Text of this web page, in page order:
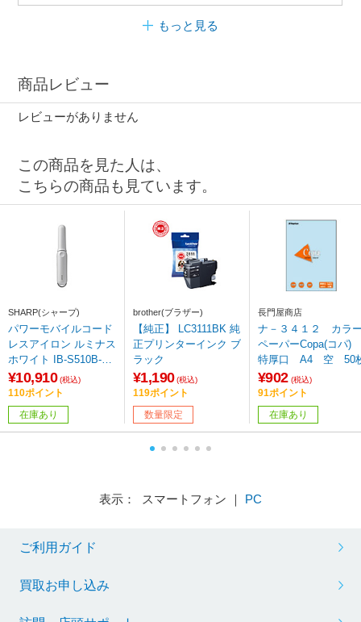
もっと見る
商品レビュー
レビューがありません
この商品を見た人は、
こちらの商品も見ています。
SHARP(シャープ)
パワーモバイルコード
レスアイロン ルミナス
ホワイト IB-S510B-W
［充電式（コードレ
ス）］
¥10,910 (税込)
110ポイント
在庫あり
brother(ブラザー)
【純正】 LC3111BK 純
正プリンターインク ブ
ラック
¥1,190 (税込)
119ポイント
数量限定
長門屋商店
ナ－３４１２ カラ
ペーパーCopa(コパ)
特厚口 A4 空 50
¥902 (税込)
91ポイント
在庫あり
表示： スマートフォン ｜ PC
ご利用ガイド
買取お申し込み